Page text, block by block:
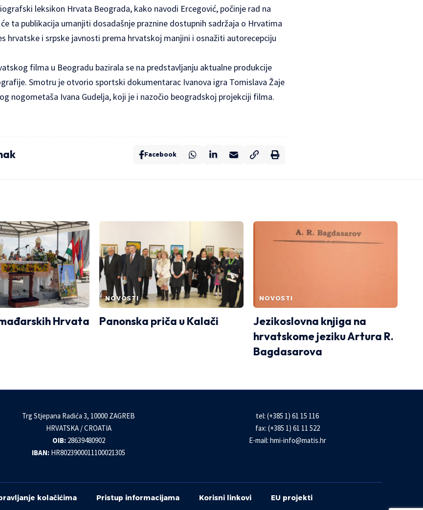
leksikon Hrvata Beograda, kako navodi Ercegović, počinje rad na
ta publikacija umanjiti dosadašnje praznine dostupnih sadržaja o Hrvatima
hrvatske i srpske javnosti prema hrvatskoj manjini i osnažiti autorecepciju
filma u Beogradu bazirala se na predstavljanju aktualne produkcije
Smotru je otvorio sportski dokumentarac Ivanova igra Tomislava Žaje
nogometaša Ivana Gudelja, koji je i nazočio beogradskoj projekciji filma.
Facebook
Hrvata
NOVOSTI
Panonska priča u Kalači
NOVOSTI
Jezikoslovna knjiga na
hrvatskome jeziku Artura R.
Bagdasarova
Trg Stjepana Radića 3, 10000 ZAGREB
HRVATSKA / CROATIA
OIB:28639480902
IBAN: HR8023900011100021305
tel: (+385 1) 61 15 116
fax: (+385 1) 61 11 522
E-mail: hmi-info@matis.hr
kolačićima Pristup informacijama Korisni linkovi EU projekti